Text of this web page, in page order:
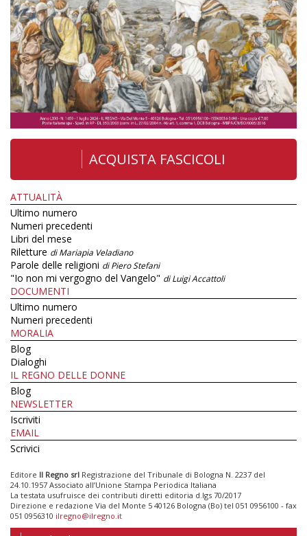
ACQUISTA FASCICOLI
ATTUALITÀ
Ultimo numero
Numeri precedenti
Libri del mese
Riletture di Mariapia Veladiano
Parole delle religioni di Piero Stefani
"Io non mi vergogno del Vangelo" di Luigi Accattoli
DOCUMENTI
Ultimo numero
Numeri precedenti
MORALIA
Blog
Dialoghi
IL REGNO DELLE DONNE
Blog
NEWSLETTER
Iscriviti
EMAIL
Scrivici
Editore Il Regno srl Registrazione del Tribunale di Bologna N. 2237 del
24.10.1957 Associato all’Unione Stampa Periodica Italiana
La testata usufruisce dei contributi diretti editoria d.lgs 70/2017
Direzione e redazione Via del Monte 5 40126 Bologna (Bo) tel 051 0956100 - fax
051 0956310 ilregno@ilregno.it